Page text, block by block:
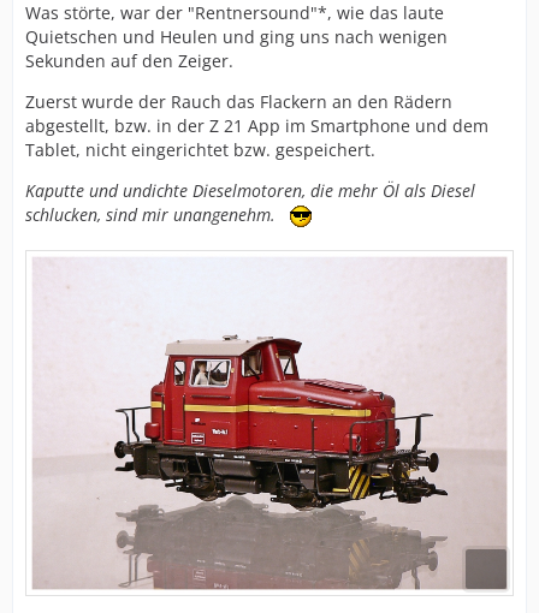
Was störte, war der "Rentnersound"*, wie das laute
Quietschen und Heulen und ging uns nach wenigen
Sekunden auf den Zeiger.
Zuerst wurde der Rauch das Flackern an den Rädern
abgestellt, bzw. in der Z 21 App im Smartphone und dem
Tablet, nicht eingerichtet bzw. gespeichert.
Kaputte und undichte Dieselmotoren, die mehr Öl als Diesel
schlucken, sind mir unangenehm.